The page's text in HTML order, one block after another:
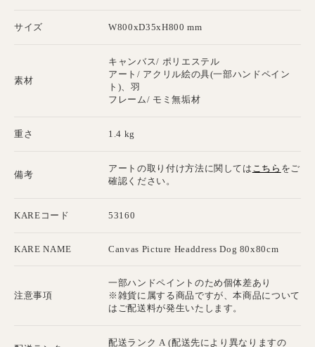
サイズ W800xD35xH800 mm
素材
キャンバス/ ポリエステル
アート/ アクリル絵の具(一部ハンドペイン
ト)、羽
フレーム/ モミ無垢材
重さ 1.4 kg
備考
アートの取り付け方法に関しては こちら をご
確認ください。
KAREコード 53160
KARE NAME Canvas Picture Headdress Dog 80x80cm
注意事項
一部ハンドペイントのため個体差あり
※雑貨に属する商品ですが、本商品について
はご配送料が発生いたします。
配送ランク A (配送先により異なりますの